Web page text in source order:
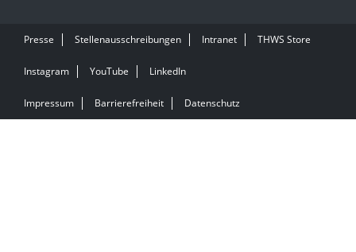
Presse Stellenausschreibungen Intranet THWS Store
Instagram YouTube LinkedIn
Impressum Barrierefreiheit Datenschutz